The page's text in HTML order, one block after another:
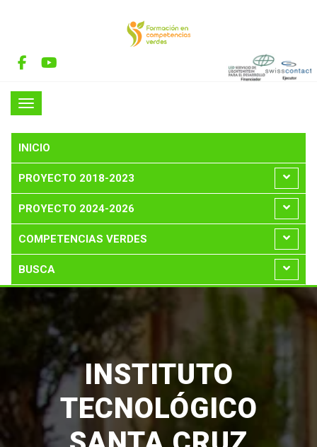
INICIO
PROYECTO 2018-2023
PROYECTO 2024-2026
COMPETENCIAS VERDES
BUSCA
INSTITUTO
TECNOLÓGICO